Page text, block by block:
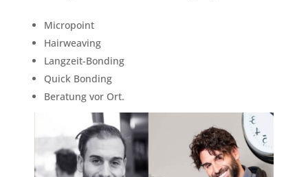
Micropoint
Hairweaving
Langzeit-Bonding
Quick Bonding
Beratung vor Ort.